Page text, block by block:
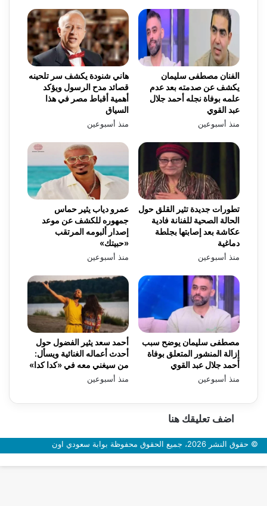
هاني شنودة يكشف سر تلحينه
قصائد مدح الرسول ويؤكد
أهمية أقباط مصر في هذا
السياق
منذ أسبوعين
الفنان مصطفى سليمان
يكشف عن صدمته بعد عدم
علمه بوفاة نجله أحمد جلال
عبد القوي
منذ أسبوعين
عمرو دياب يثير حماس
جمهوره للكشف عن موعد
إصدار ألبومه المرتقب
«حبيتك»
منذ أسبوعين
تطورات جديدة تثير القلق حول
الحالة الصحية للفنانة فادية
عكاشة بعد إصابتها بجلطة
دماغية
منذ أسبوعين
أحمد سعد يثير الفضول حول
أحدث أعماله الغنائية ويسأل:
من سيغني معه في «كدا كدا»
منذ أسبوعين
مصطفى سليمان يوضح سبب
إزالة المنشور المتعلق بوفاة
أحمد جلال عبد القوي
منذ أسبوعين
اضف تعليقك هنا
© حقوق النشر 2026، جميع الحقوق محفوظة بوابة سعودي اون